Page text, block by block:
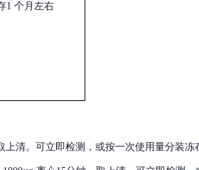
1 个月左右
清。可立即检测，或按一次使用量分装冻